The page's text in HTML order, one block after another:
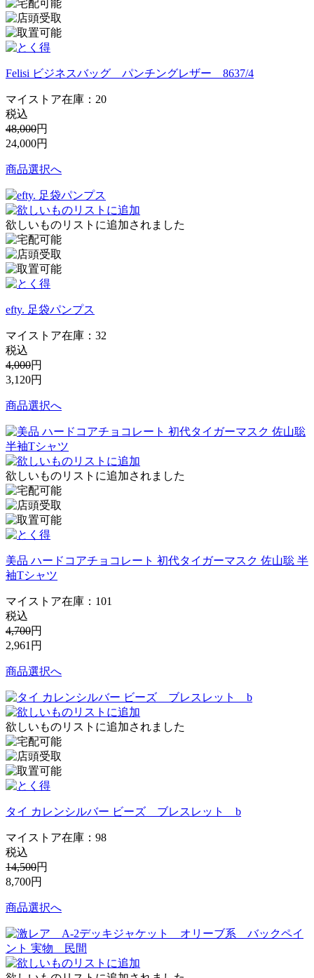
Felisi ビジネスバッグ パンチングレザー 8637/4
マイストア在庫： 20
税込
48,000円
24,000円
商品選択へ
欲しいものリストに追加されました
efty. 足袋パンプス
マイストア在庫： 32
税込
4,000円
3,120円
商品選択へ
欲しいものリストに追加されました
美品 ハードコアチョコレート 初代タイガーマスク 佐山聡 半
袖Tシャツ
マイストア在庫： 101
税込
4,700円
2,961 円
商品選択へ
欲しいものリストに追加されました
タイ カレンシルバー ビーズ ブレスレット b
マイストア在庫： 98
税込
14,500円
8,700円
商品選択へ